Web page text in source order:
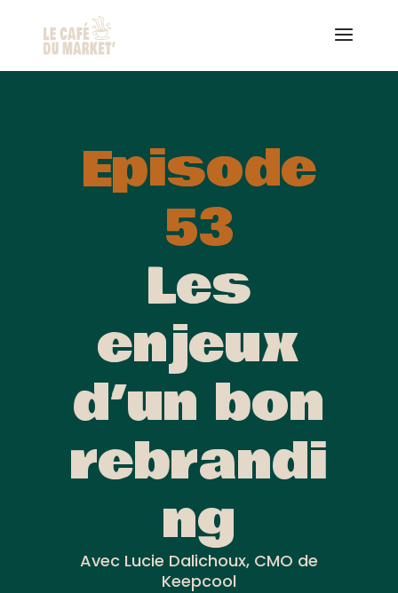
Episode
53
Les
enjeux
d’un bon
rebrandi
ng
Avec Lucie Dalichoux, CMO de
Keepcool